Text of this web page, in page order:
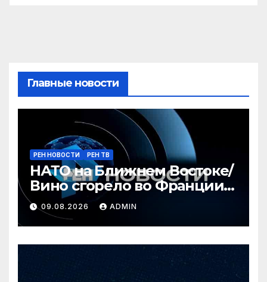
Главные новости
РЕН НОВОСТИ РЕН ТВ
НАТО на Ближнем Востоке/
Вино сгорело во Франции /
Ядовитые пауки в РФ/ РЕН
Новости 12:30, 09.08.2026
09.08.2026 ADMIN